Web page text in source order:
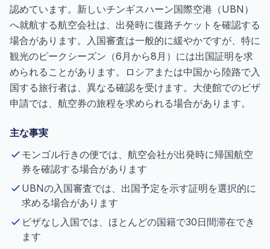
認めています。新しいチンギスハーン国際空港（UBN）
へ就航する航空会社は、出発時に復路チケットを確認する
場合があります。入国審査は一般的に緩やかですが、特に
観光のピークシーズン（6月から8月）には出国証明を求
められることがあります。ロシアまたは中国から陸路で入
国する旅行者は、異なる確認を受けます。大使館でのビザ
申請では、航空券の旅程を求められる場合があります。
主な事実
モンゴル行きの便では、航空会社が出発時に帰国航空
券を確認する場合があります
UBNの入国審査では、出国予定を示す証明を選択的に
求める場合があります
ビザなし入国では、ほとんどの国籍で30日間滞在でき
ます